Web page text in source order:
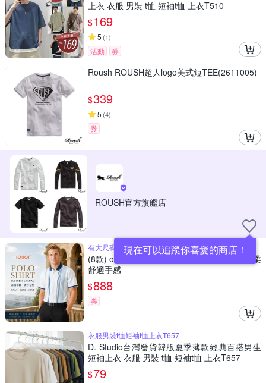
上衣 衣服 男裝 t恤 短袖t恤 上衣T510
$169
5 (1)
活動 券
Roush ROUSH超人logo美式短TEE(2611005)
$339
5 (4)
券
ROUSH官方旗艦店
現在可以追蹤你喜愛的商店！
有大尺碼，送除臭襪
(8款) oillio法國品牌 休閒POLO衫/百搭T恤 超柔
舒適手感
$888
券
衣服男裝t恤短袖t恤上衣T657
D. Studio台灣發貨韓版夏季薄款經典百搭男生
短袖上衣 衣服 男裝 t恤 短袖t恤 上衣T657
$79